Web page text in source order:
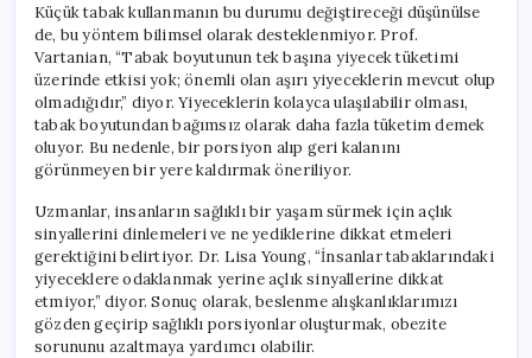
Küçük tabak kullanmanın bu durumu değiştireceği düşünülse
de, bu yöntem bilimsel olarak desteklenmiyor. Prof.
Vartanian, “Tabak boyutunun tek başına yiyecek tüketimi
üzerinde etkisi yok; önemli olan aşırı yiyeceklerin mevcut olup
olmadığıdır,” diyor. Yiyeceklerin kolayca ulaşılabilir olması,
tabak boyutundan bağımsız olarak daha fazla tüketim demek
oluyor. Bu nedenle, bir porsiyon alıp geri kalanını
görünmeyen bir yere kaldırmak öneriliyor.
Uzmanlar, insanların sağlıklı bir yaşam sürmek için açlık
sinyallerini dinlemeleri ve ne yediklerine dikkat etmeleri
gerektiğini belirtiyor. Dr. Lisa Young, “İnsanlar tabaklarındaki
yiyeceklere odaklanmak yerine açlık sinyallerine dikkat
etmiyor,” diyor. Sonuç olarak, beslenme alışkanlıklarımızı
gözden geçirip sağlıklı porsiyonlar oluşturmak, obezite
sorununu azaltmaya yardımcı olabilir.